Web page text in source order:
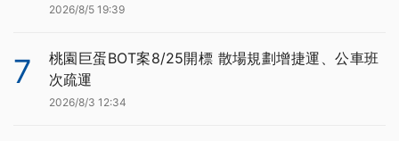
2026/8/5 19:39
7
桃園巨蛋BOT案8/25開標 散場規劃增捷運、公車班
次疏運
2026/8/3 12:34